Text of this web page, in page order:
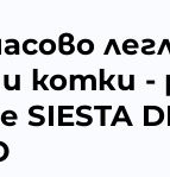
котки -
SIESTA